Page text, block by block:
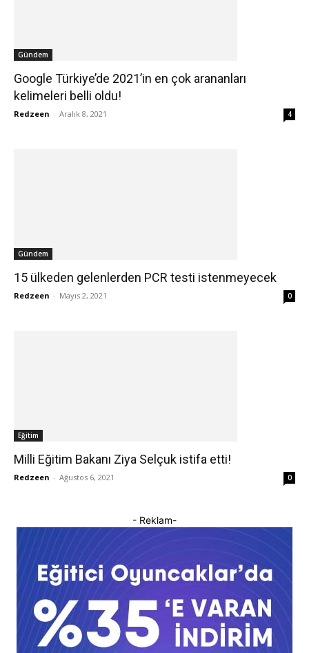
Gündem
Google Türkiye’de 2021’in en çok arananları
kelimeleri belli oldu!
Redzeen - Aralık 8, 2021 4
Gündem
15 ülkeden gelenlerden PCR testi istenmeyecek
Redzeen - Mayıs 2, 2021 0
Eğitim
Milli Eğitim Bakanı Ziya Selçuk istifa etti!
Redzeen - Ağustos 6, 2021 0
- Reklam-